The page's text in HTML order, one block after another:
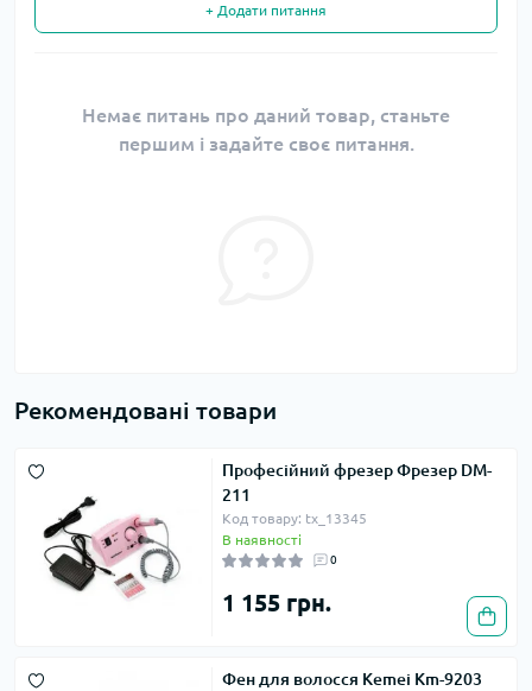
+ Додати питання
Немає питань про даний товар, станьте
першим і задайте своє питання.
Рекомендовані товари
Професійний фрезер Фрезер DM-
211
Код товару: tx_13345
В наявності
0
1 155 грн.
Фен для волосся Kemei Km-9203